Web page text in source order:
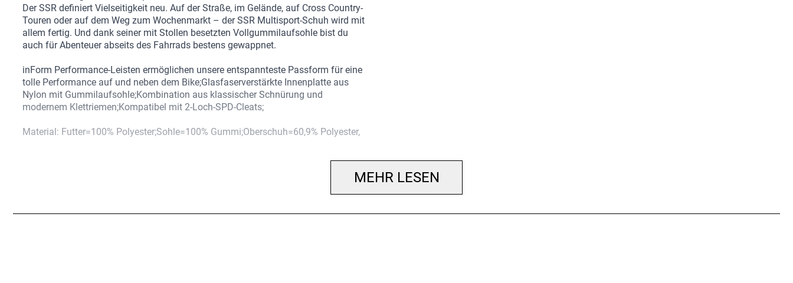
Der SSR definiert Vielseitigkeit neu. Auf der Straße, im Gelände, auf Cross Country-
Touren oder auf dem Weg zum Wochenmarkt – der SSR Multisport-Schuh wird mit
allem fertig. Und dank seiner mit Stollen besetzten Vollgummilaufsohle bist du
auch für Abenteuer abseits des Fahrrads bestens gewappnet.
inForm Performance-Leisten ermöglichen unsere entspannteste Passform für eine
tolle Performance auf und neben dem Bike;Glasfaserverstärkte Innenplatte aus
Nylon mit Gummilaufsohle;Kombination aus klassischer Schnürung und
modernem Klettriemen;Kompatibel mit 2-Loch-SPD-Cleats;
Material: Futter=100% Polyester;Sohle=100% Gummi;Oberschuh=60,9% Polyester,
MEHR LESEN